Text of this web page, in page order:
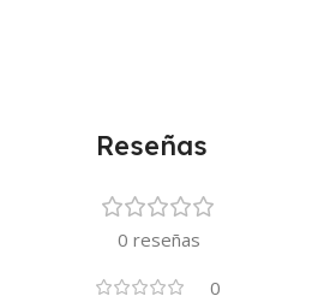
Reseñas
0 reseñas
0